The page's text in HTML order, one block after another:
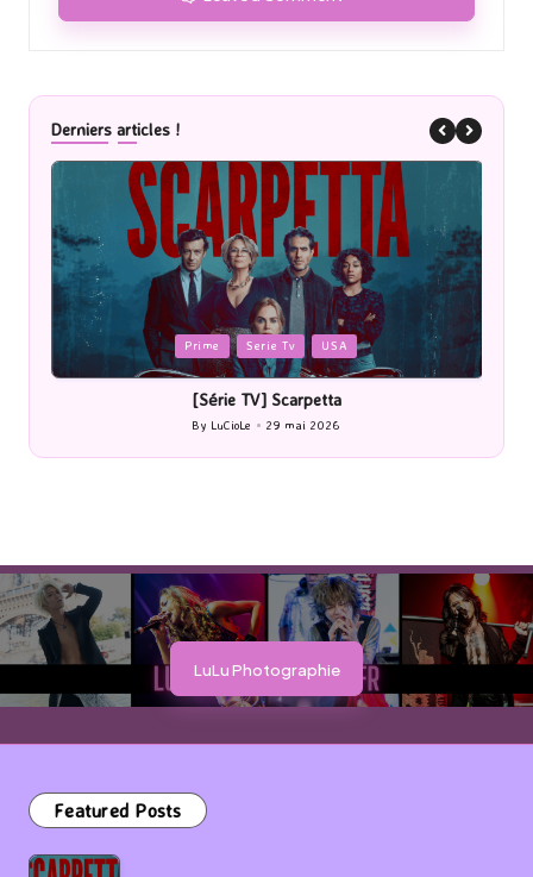
Derniers articles !
Posted
in
Prime Serie Tv USA
[Série TV] Scarpetta
Posted
by
ByLuCioLe 29 mai 2026
LuLu Photographie
Featured Posts